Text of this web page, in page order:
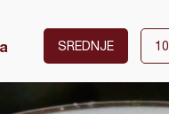
SREDNJE 10